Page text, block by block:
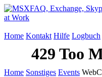
Home Kontakt Hilfe Logbuch
Home Sonstiges Events